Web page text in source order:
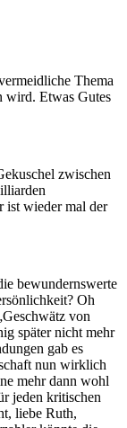
Thema
wird. Etwas Gutes
zwischen
ist wieder mal der
bewundernswerte
Oh
von
später nicht mehr
gab es
nun wirklich
mehr dann wohl
jeden kritischen
liebe Ruth,